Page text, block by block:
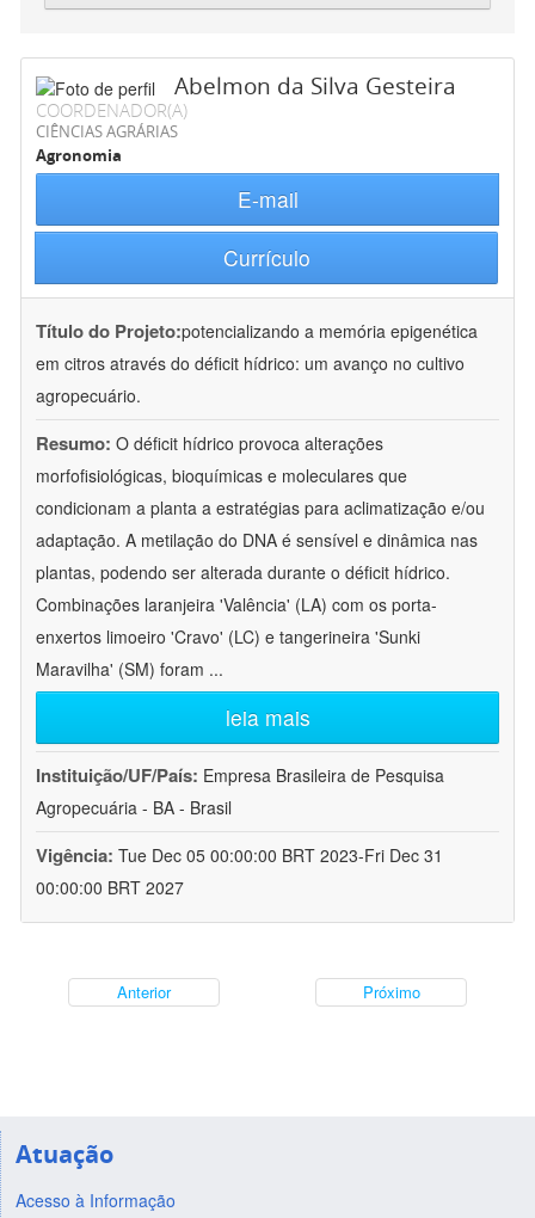
Abelmon da Silva Gesteira
COORDENADOR(A)
CIÊNCIAS AGRÁRIAS
Agronomia
E-mail
Currículo
Título do Projeto:potencializando a memória epigenética
em citros através do déficit hídrico: um avanço no cultivo
agropecuário.
Resumo: O déficit hídrico provoca alterações
morfofisiológicas, bioquímicas e moleculares que
condicionam a planta a estratégias para aclimatização e/ou
adaptação. A metilação do DNA é sensível e dinâmica nas
plantas, podendo ser alterada durante o déficit hídrico.
Combinações laranjeira 'Valência' (LA) com os porta-
enxertos limoeiro 'Cravo' (LC) e tangerineira 'Sunki
Maravilha' (SM) foram ...
leia mais
Instituição/UF/País: Empresa Brasileira de Pesquisa
Agropecuária - BA - Brasil
Vigência: Tue Dec 05 00:00:00 BRT 2023-Fri Dec 31
00:00:00 BRT 2027
Anterior Próximo
Atuação
Acesso à Informação